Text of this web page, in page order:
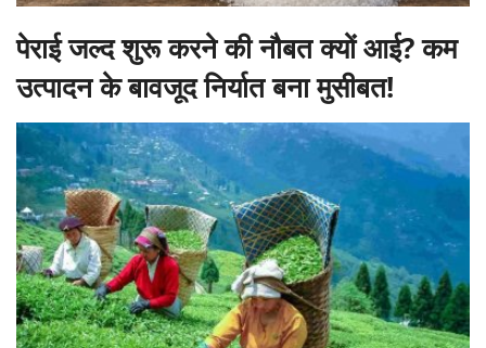
पेराई जल्द शुरू करने की नौबत क्यों आई? कम
उत्पादन के बावजूद निर्यात बना मुसीबत!